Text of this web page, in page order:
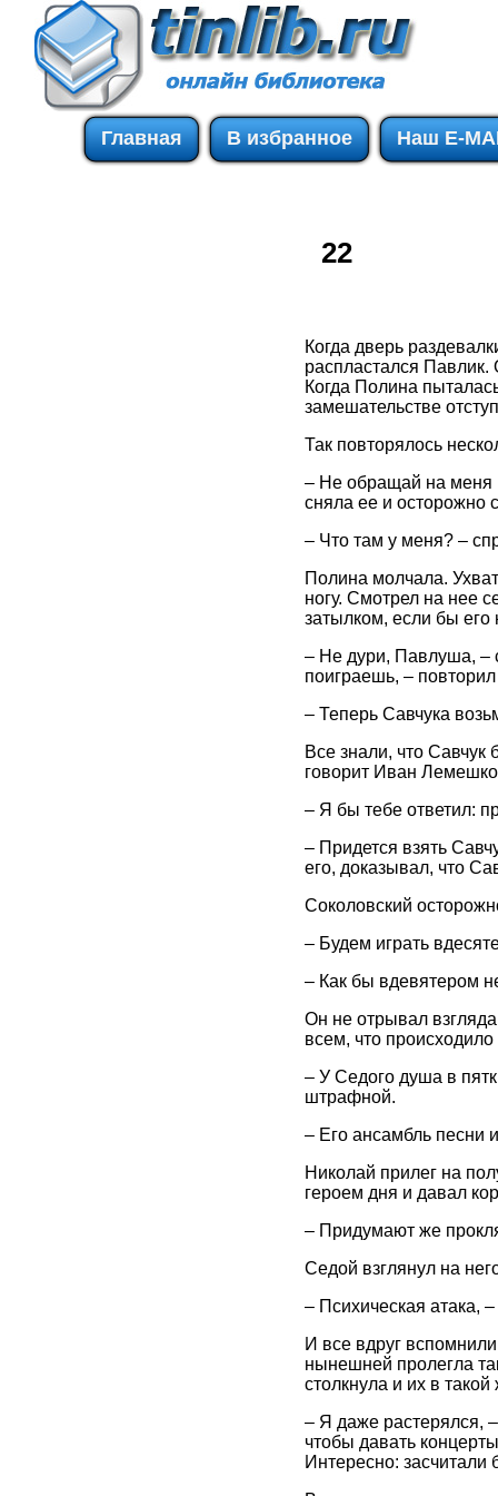
Главная В избранное Наш E-
22
Когда дверь
распластался
Когда Полина
замешательстве
Так повторялось
– Не обращай на меня
сняла ее и осторожно
– Что там у меня? –
Полина молчала.
ногу. Смотрел на нее
затылком, если бы его
– Не дури, Павлуша, –
поиграешь, –
– Теперь Савчука
Все знали, что Савчук
говорит Иван
– Я бы тебе ответил:
– Придется взять
его, доказывал, что
Соколовский
– Будем играть
– Как бы вдевятером
Он не отрывал
всем, что происходило
– У Седого душа в
штрафной.
– Его ансамбль песни
Николай прилег на
героем дня и давал
– Придумают же
Седой взглянул на
– Психическая атака,
И все вдруг
нынешней пролегла
столкнула и их в
– Я даже растерялся,
чтобы давать
Интересно: засчитали